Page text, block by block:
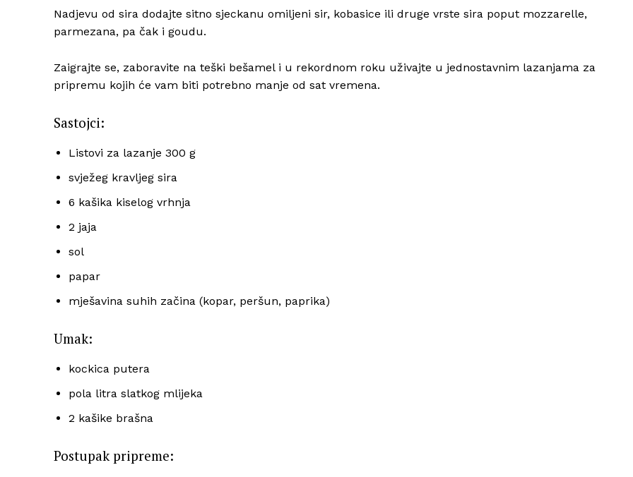
Nadjevu od sira dodajte sitno sjeckanu omiljeni sir, kobasice ili druge vrste sira poput mozzarelle,
parmezana, pa čak i goudu.
Zaigrajte se, zaboravite na teški bešamel i u rekordnom roku uživajte u jednostavnim lazanjama za
pripremu kojih će vam biti potrebno manje od sat vremena.
Sastojci:
Listovi za lazanje 300 g
svježeg kravljeg sira
6 kašika kiselog vrhnja
2 jaja
sol
papar
mješavina suhih začina (kopar, peršun, paprika)
Umak:
kockica putera
pola litra slatkog mlijeka
2 kašike brašna
Postupak pripreme: